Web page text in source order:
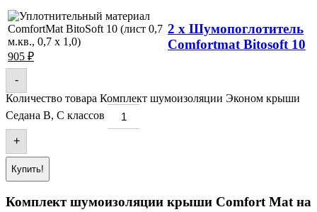
905 ₽
2 x Шумопоглотитель
Comfortmat Bitosoft 10
-
Количество товара Комплект шумоизоляции Эконом крыши
Седана В, С классов
+
Купить!
Комплект шумоизоляции крыши Comfort Mat на